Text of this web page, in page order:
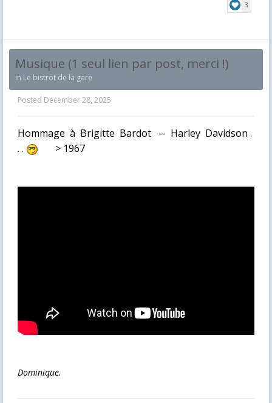
3
Musique (1 seul lien par post, merci !)
in Le bistrot de la gare
Posted December 28, 2025
Hommage à Brigitte Bardot -- Harley Davidson .
. .
> 1967
Dominique.